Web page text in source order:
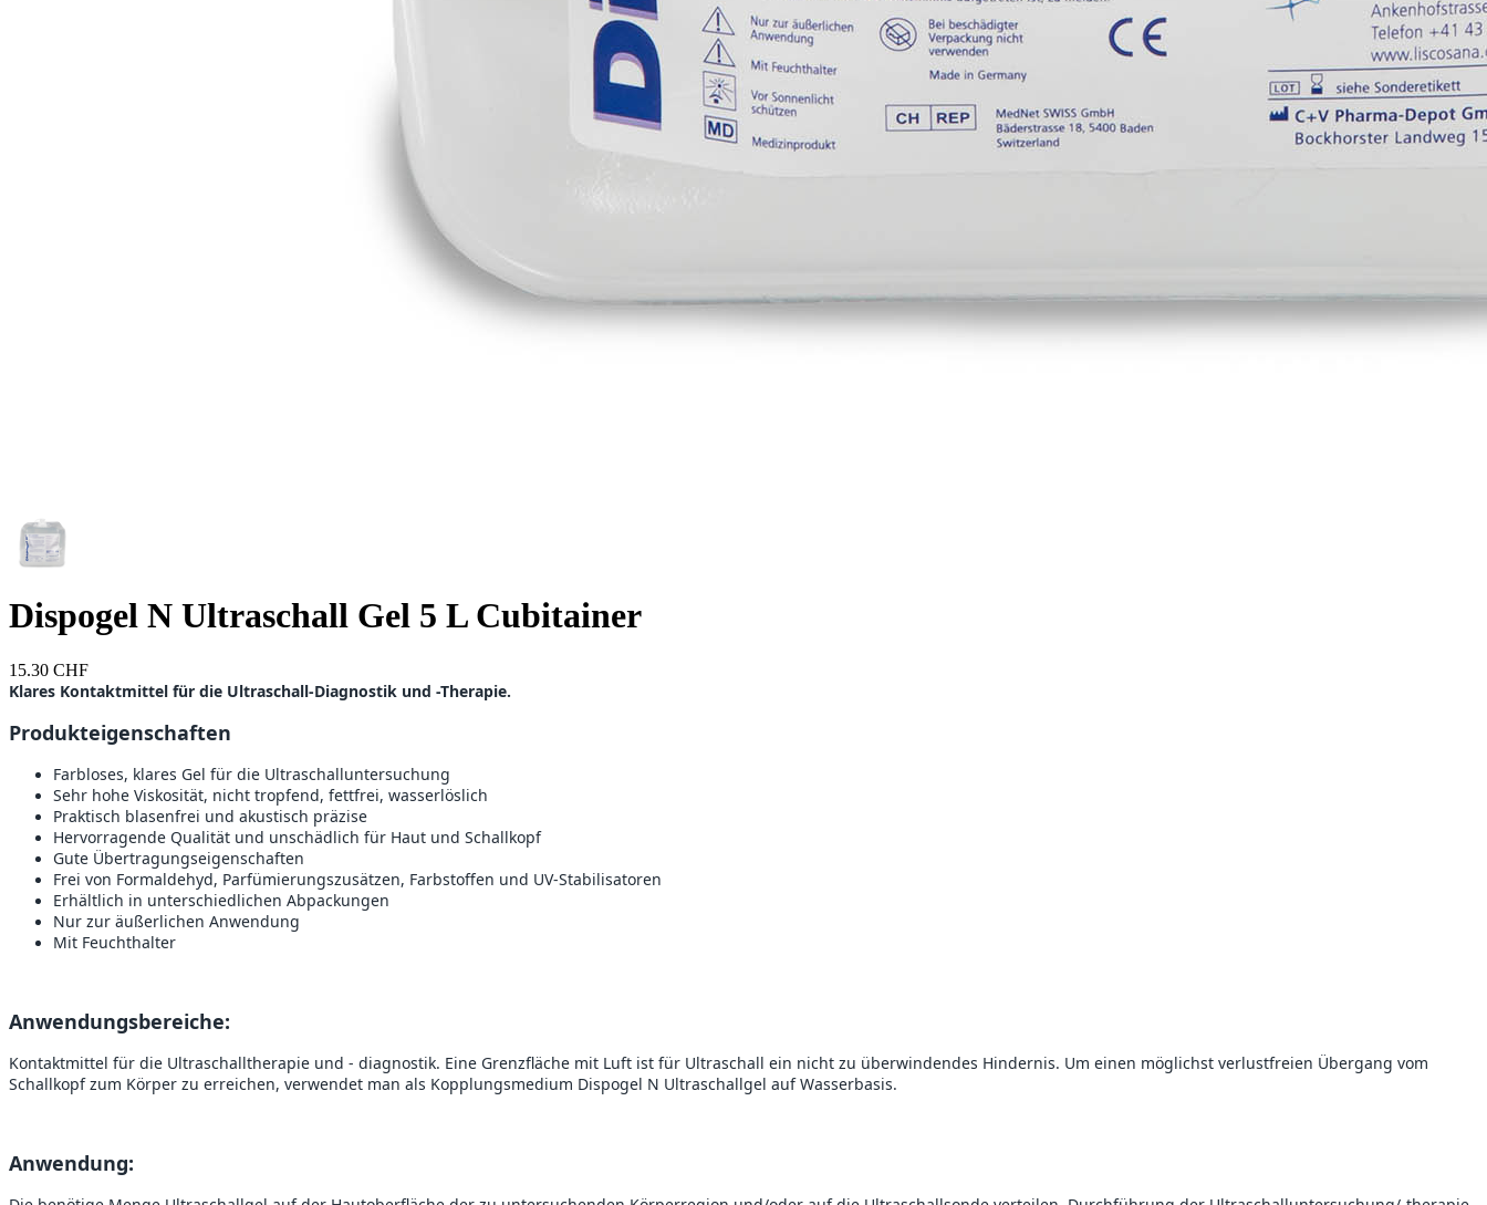
Dispogel N Ultraschall Gel 5 L Cubitainer
15.30 CHF
Klares Kontaktmittel für die Ultraschall-Diagnostik und -Therapie.
Produkteigenschaften
Farbloses, klares Gel für die Ultraschalluntersuchung
Sehr hohe Viskosität, nicht tropfend, fettfrei, wasserlöslich
Praktisch blasenfrei und akustisch präzise
Hervorragende Qualität und unschädlich für Haut und Schallkopf
Gute Übertragungseigenschaften
Frei von Formaldehyd, Parfümierungszusätzen, Farbstoffen und UV-Stabilisatoren
Erhältlich in unterschiedlichen Abpackungen
Nur zur äußerlichen Anwendung
Mit Feuchthalter
Anwendungsbereiche:
Kontaktmittel für die Ultraschalltherapie und - diagnostik. Eine Grenzfläche mit Luft ist für Ultraschall ein nicht zu überwindendes Hindernis. Um einen möglichst verlustfreien Übergang vom
Schallkopf zum Körper zu erreichen, verwendet man als Kopplungsmedium Dispogel N Ultraschallgel auf Wasserbasis.
Anwendung: